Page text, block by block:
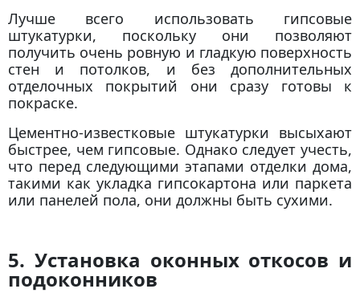
Лучше всего использовать гипсовые
штукатурки, поскольку они позволяют
получить очень ровную и гладкую поверхность
стен и потолков, и без дополнительных
отделочных покрытий они сразу готовы к
покраске.
Цементно-известковые штукатурки высыхают
быстрее, чем гипсовые. Однако следует учесть,
что перед следующими этапами отделки дома,
такими как укладка гипсокартона или паркета
или панелей пола, они должны быть сухими.
5. Установка оконных откосов и
подоконников